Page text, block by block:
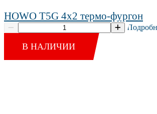
HOWO T5G 4x2 термо-фургон
В НАЛИЧИИ